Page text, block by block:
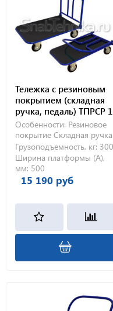
Тележка с резиновым
покрытием (складная
ручка, педаль) ТПРСР 1
МП (500х800) 125-Ч
Особенности: Резиновое
покрытие Складная ручка
Грузоподъемность, кг: 300
Ширина платформы (А),
мм: 500
15 190 руб